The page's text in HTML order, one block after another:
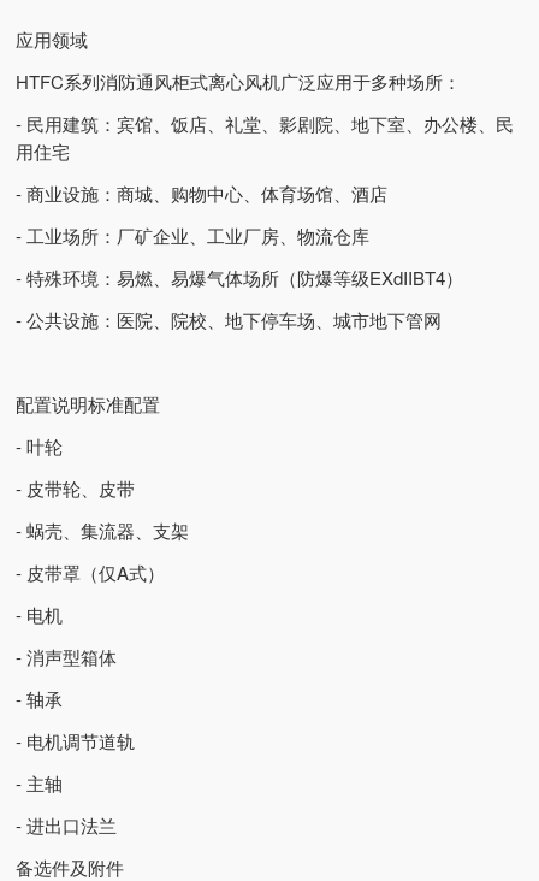
应用领域
HTFC系列消防通风柜式离心风机广泛应用于多种场所：
- 民用建筑：宾馆、饭店、礼堂、影剧院、地下室、办公楼、民
用住宅
- 商业设施：商城、购物中心、体育场馆、酒店
- 工业场所：厂矿企业、工业厂房、物流仓库
- 特殊环境：易燃、易爆气体场所（防爆等级EXdIIBT4）
- 公共设施：医院、院校、地下停车场、城市地下管网
配置说明标准配置
- 叶轮
- 皮带轮、皮带
- 蜗壳、集流器、支架
- 皮带罩（仅A式）
- 电机
- 消声型箱体
- 轴承
- 电机调节道轨
- 主轴
- 进出口法兰
备选件及附件